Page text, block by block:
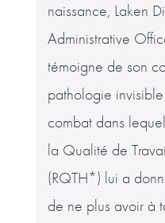
naissance, Laken
Administrative
témoigne de son
pathologie
combat dans
la Qualité de
(RQTH*) lui a
de ne plus avoir à